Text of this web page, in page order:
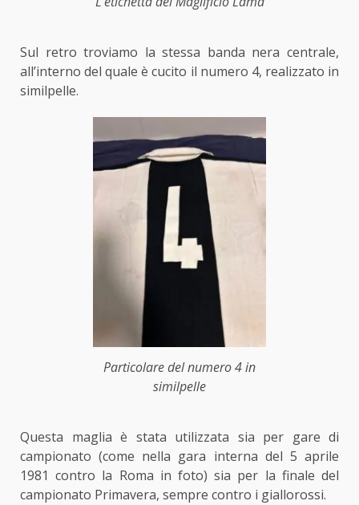
Sul retro troviamo la stessa banda nera centrale,
all’interno del quale è cucito il numero 4, realizzato in
similpelle.
Particolare del numero 4 in
similpelle
Questa maglia è stata utilizzata sia per gare di
campionato (come nella gara interna del 5 aprile
1981 contro la Roma in foto) sia per la finale del
campionato Primavera, sempre contro i giallorossi.